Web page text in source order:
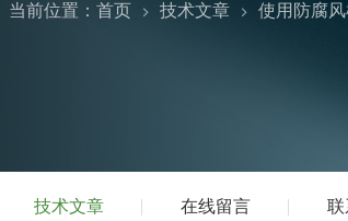
技术文章 在线留言 联
当前位置： 首页 技术文章 使用防腐